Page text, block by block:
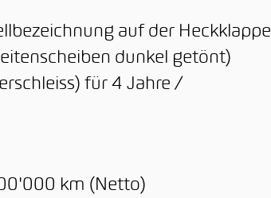
auf der Heckklappe
dunkel getönt)
für 4 Jahre /
km (Netto)